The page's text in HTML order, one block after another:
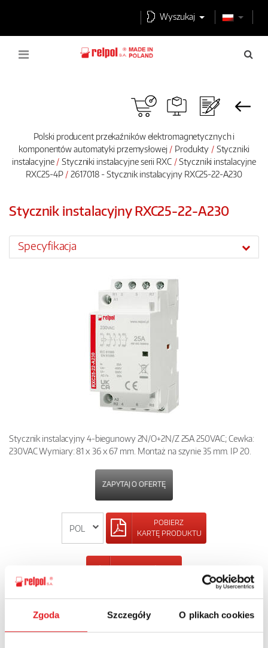
Zgoda Szczegóły O plikach cookies
Wyszukaj
Polski producent przekaźników elektromagnetycznych i
komponentów automatyki przemysłowej
Produkty
Styczniki
instalacyjne
Styczniki instalacyjne serii RXC
Styczniki instalacyjne
RXC25-4P
2617018 - Stycznik instalacyjny RXC25-22-A230
Stycznik instalacyjny RXC25-22-A230
Specyfikacja
Stycznik instalacyjny 4-biegunowy 2N/O+2N/Z 25A 250VAC; Cewka:
230VAC Wymiary: 81 x 36 x 67 mm. Montaż na szynie 35 mm. IP 20.
ZAPYTAJ O OFERTĘ
POBIERZ
KARTĘ PRODUKTU